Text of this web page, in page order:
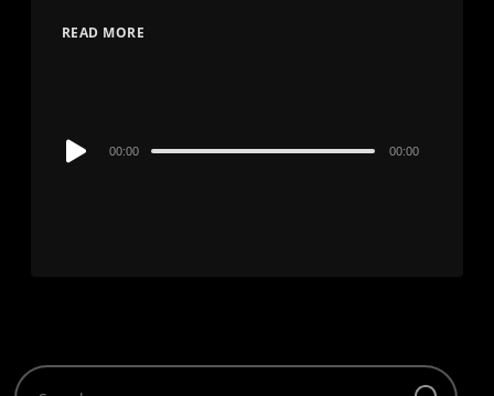
READ MORE
Audio
00:00 00:00